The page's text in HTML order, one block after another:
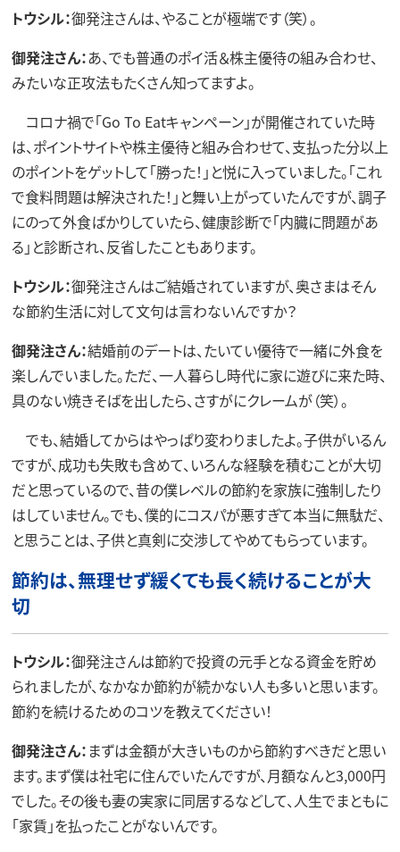
トウシル：御発注さんは、やることが極端です（笑）。
御発注さん：あ、でも普通のポイ活＆株主優待の組み合わせ、
みたいな正攻法もたくさん知ってますよ。
コロナ禍で「Go To Eatキャンペーン」が開催されていた時
は、ポイントサイトや株主優待と組み合わせて、支払った分以上
のポイントをゲットして「勝った！」と悦に入っていました。「これ
で食料問題は解決された！」と舞い上がっていたんですが、調子
にのって外食ばかりしていたら、健康診断で「内臓に問題があ
る」と診断され、反省したこともあります。
トウシル：御発注さんはご結婚されていますが、奥さまはそん
な節約生活に対して文句は言わないんですか？
御発注さん：結婚前のデートは、たいてい優待で一緒に外食を
楽しんでいました。ただ、一人暮らし時代に家に遊びに来た時、
具のない焼きそばを出したら、さすがにクレームが（笑）。
でも、結婚してからはやっぱり変わりましたよ。子供がいるん
ですが、成功も失敗も含めて、いろんな経験を積むことが大切
だと思っているので、昔の僕レベルの節約を家族に強制したり
はしていません。でも、僕的にコスパが悪すぎて本当に無駄だ、
と思うことは、子供と真剣に交渉してやめてもらっています。
節約は、無理せず緩くても長く続けることが大
切
トウシル：御発注さんは節約で投資の元手となる資金を貯め
られましたが、なかなか節約が続かない人も多いと思います。
節約を続けるためのコツを教えてください！
御発注さん： まずは金額が大きいものから節約すべきだと思い
ます。まず僕は社宅に住んでいたんですが、月額なんと3,000円
でした。その後も妻の実家に同居するなどして、人生でまともに
「家賃」を払ったことがないんです。